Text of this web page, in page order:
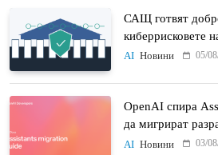
САЩ готвят
киберрисковете
политически
AI Новини 05/
OpenAI спира
да мигрират
AI Новини 03/